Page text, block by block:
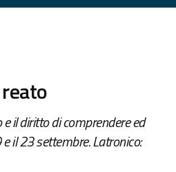
il diritto di comprendere ed
il 23 settembre. Latronico: